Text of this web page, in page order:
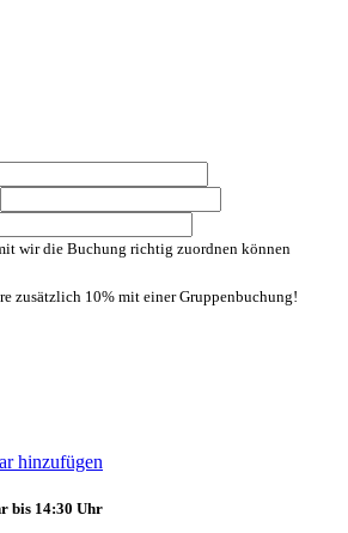
wir die Buchung richtig zuordnen können
zusätzlich 10% mit einer Gruppenbuchung!
hinzufügen
bis 14:30 Uhr